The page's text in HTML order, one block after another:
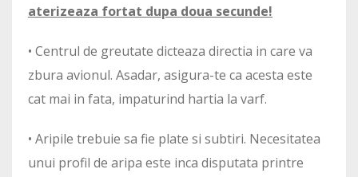
aterizeaza fortat dupa doua secunde!
• Centrul de greutate dicteaza directia in care va
zbura avionul. Asadar, asigura-te ca acesta este
cat mai in fata, impaturind hartia la varf.
• Aripile trebuie sa fie plate si subtiri. Necesitatea
unui profil de aripa este inca disputata printre